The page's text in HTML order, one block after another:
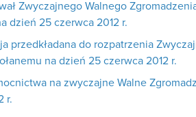
Zwyczajnego Walnego
dzień 25 czerwca 2012 r.
przedkładana do rozpatrzenia
na dzień 25 czerwca 2012 r.
na zwyczajne Walne
r.